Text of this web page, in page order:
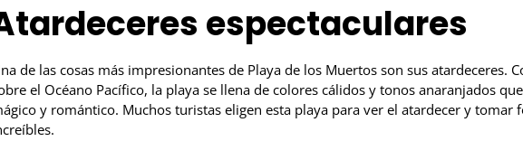
espectaculares
de las cosas más impresionantes de Playa de los Muertos son sus atardeceres.
el Océano Pacífico, la playa se llena de colores cálidos y tonos anaranjados
y romántico. Muchos turistas eligen esta playa para ver el atardecer y tomar